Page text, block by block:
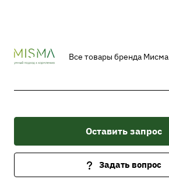
Все товары бренда Мисма
Оставить запрос
Задать вопрос